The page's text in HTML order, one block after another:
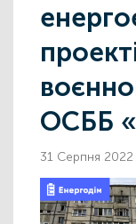
ОСББ
31 Серпня 2022